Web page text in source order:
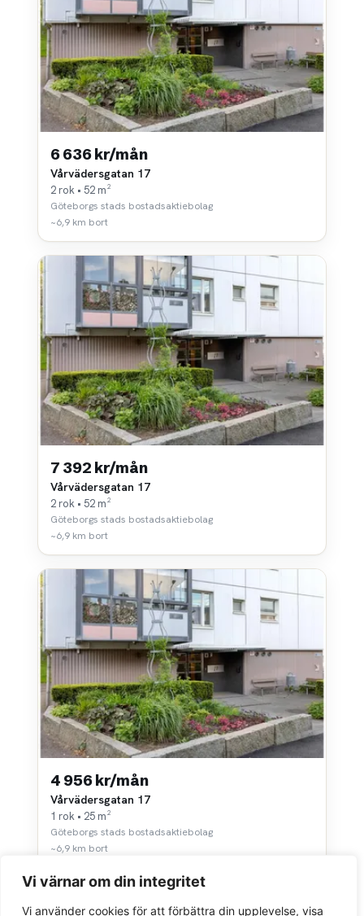
Vi värnar om din integritet
Vi använder cookies för att förbättra din upplevelse, visa
6 636 kr/mån
Vårvädersgatan 17
2 rok • 52 m²
Göteborgs stads bostadsaktiebolag
~6,9 km bort
7 392 kr/mån
Vårvädersgatan 17
2 rok • 52 m²
Göteborgs stads bostadsaktiebolag
~6,9 km bort
4 956 kr/mån
Vårvädersgatan 17
1 rok • 25 m²
Göteborgs stads bostadsaktiebolag
~6,9 km bort